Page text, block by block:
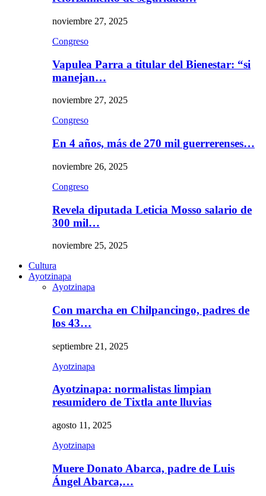
noviembre 27, 2025
Congreso
Vapulea Parra a titular del Bienestar: “si
manejan…
noviembre 27, 2025
Congreso
En 4 años, más de 270 mil guerrerenses…
noviembre 26, 2025
Congreso
Revela diputada Leticia Mosso salario de
300 mil…
noviembre 25, 2025
Cultura
Ayotzinapa
Ayotzinapa
Con marcha en Chilpancingo, padres de
los 43…
septiembre 21, 2025
Ayotzinapa
Ayotzinapa: normalistas limpian
resumidero de Tixtla ante lluvias
agosto 11, 2025
Ayotzinapa
Muere Donato Abarca, padre de Luis
Ángel Abarca,…